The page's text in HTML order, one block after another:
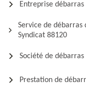
Entreprise
Service de débarras
Syndicat 88120
Société de
Prestation de